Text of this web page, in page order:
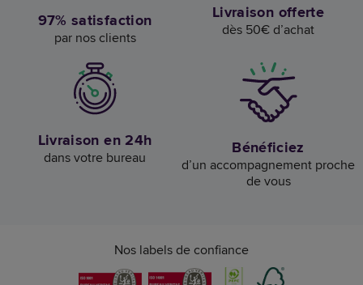
97% satisfaction
par nos clients
Livraison offerte
dès 50€ d’achat
Livraison en 24h
dans votre bureau Bénéficiez
d’un accompagnement proche
de vous
Nos labels de confiance